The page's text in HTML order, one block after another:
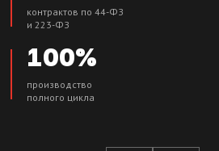
контрактов по 44-ФЗ
и 223-ФЗ
100%
производство
полного цикла